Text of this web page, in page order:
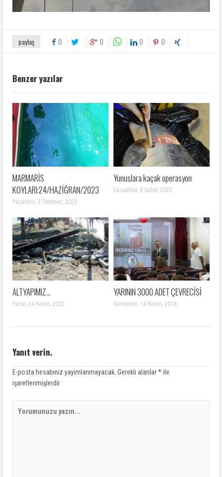
paylaş 0 0 0 0
Benzer yazılar
MARMARİS
KOYLARI:24/HAZİĞRAN/2023
Pazartesi, 3 Temmuz, 2023
Yunuslara kaçak operasyon
Çarşamba, 8 Şubat, 2023
ALTYAPIMIZ…
Pazar, 24 Nisan, 2022
YARININ 3000 ADET ÇEVRECİSİ
Cumartesi, 14 Nisan, 2018
Yanıt verin.
E-posta hesabınız yayımlanmayacak. Gerekli alanlar*ile
işaretlenmişlerdir